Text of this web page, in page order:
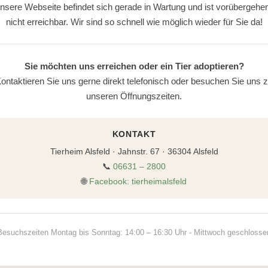
Webseite befindet sich gerade in Wartung und ist
nicht erreichbar. Wir sind so schnell wie möglich wieder für Sie da!
Sie möchten uns erreichen oder ein Tier adoptieren?
Sie uns gerne direkt telefonisch oder besuchen Sie uns
unseren Öffnungszeiten.
KONTAKT
Tierheim Alsfeld · Jahnstr. 67 · 36304 Alsfeld
📞 06631 – 2800
🌐 Facebook: tierheimalsfeld
Montag bis Sonntag: 14:00 – 16:30 Uhr - Mittwoch